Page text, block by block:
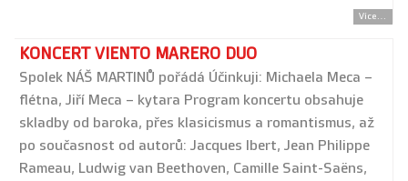
Více...
KONCERT VIENTO MARERO DUO
Spolek NÁŠ MARTINŮ pořádá Účinkuji: Michaela Meca –
flétna, Jiří Meca – kytara Program koncertu obsahuje
skladby od baroka, přes klasicismus a romantismus, až
po současnost od autorů: Jacques Ibert, Jean Philippe
Rameau, Ludwig van Beethoven, Camille Saint-Saëns,